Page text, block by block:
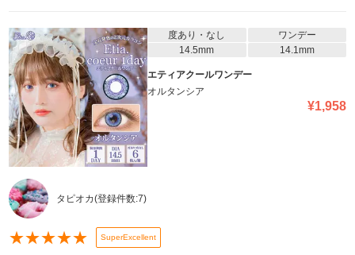
度あり・なし
ワンデー
14.5mm
14.1mm
エティアクールワンデー
オルタンシア
¥1,958
タピオカ(登録件数:7)
★★★★★ SuperExcellent